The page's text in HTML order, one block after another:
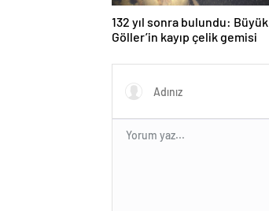
132 yıl sonra bulundu: Büyük
Göller’in kayıp çelik gemisi